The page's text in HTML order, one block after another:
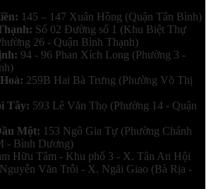
145 – 147 Xuân Hồng (Quận Tân Bình)
Số 02 Đường số 1 (Khu Biệt Thự
26 - Quận Bình Thạnh)
94 - 96 Phan Xích Long (Phường 3 -
259B Hai Bà Trưng (Phường Võ Thị
Tây: 593 Lê Văn Thọ (Phường 14 - Quận
Một: 153 Ngô Gia Tự (Phường Chánh
- Bình Dương)
Hữu Tâm - Khu phố 3 - X. Tân An Hội
Văn Trỗi - X. Ngãi Giao (Bà Rịa -